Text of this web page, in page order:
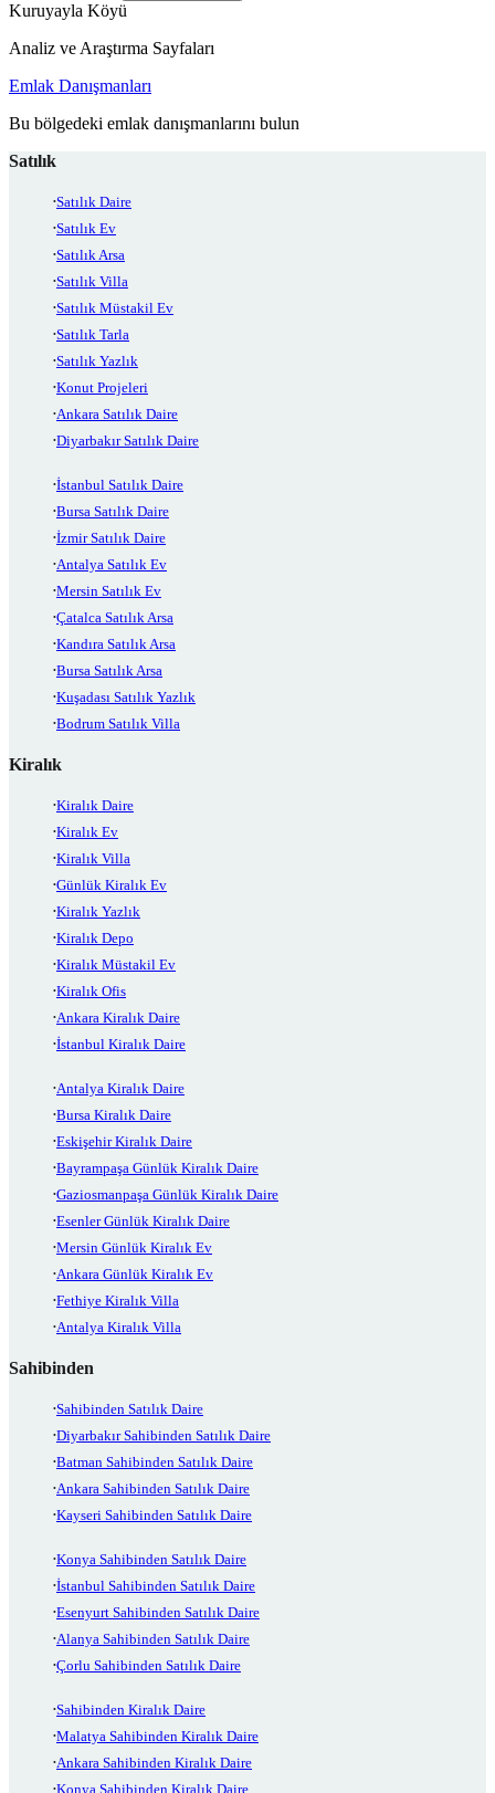
Kuruyayla Köyü
Analiz ve Araştırma Sayfaları
Emlak Danışmanları
Bu bölgedeki emlak danışmanlarını bulun
Satılık
Satılık Daire
Satılık Ev
Satılık Arsa
Satılık Villa
Satılık Müstakil Ev
Satılık Tarla
Satılık Yazlık
Konut Projeleri
Ankara Satılık Daire
Diyarbakır Satılık Daire
İstanbul Satılık Daire
Bursa Satılık Daire
İzmir Satılık Daire
Antalya Satılık Ev
Mersin Satılık Ev
Çatalca Satılık Arsa
Kandıra Satılık Arsa
Bursa Satılık Arsa
Kuşadası Satılık Yazlık
Bodrum Satılık Villa
Kiralık
Kiralık Daire
Kiralık Ev
Kiralık Villa
Günlük Kiralık Ev
Kiralık Yazlık
Kiralık Depo
Kiralık Müstakil Ev
Kiralık Ofis
Ankara Kiralık Daire
İstanbul Kiralık Daire
Antalya Kiralık Daire
Bursa Kiralık Daire
Eskişehir Kiralık Daire
Bayrampaşa Günlük Kiralık Daire
Gaziosmanpaşa Günlük Kiralık Daire
Esenler Günlük Kiralık Daire
Mersin Günlük Kiralık Ev
Ankara Günlük Kiralık Ev
Fethiye Kiralık Villa
Antalya Kiralık Villa
Sahibinden
Sahibinden Satılık Daire
Diyarbakır Sahibinden Satılık Daire
Batman Sahibinden Satılık Daire
Ankara Sahibinden Satılık Daire
Kayseri Sahibinden Satılık Daire
Konya Sahibinden Satılık Daire
İstanbul Sahibinden Satılık Daire
Esenyurt Sahibinden Satılık Daire
Alanya Sahibinden Satılık Daire
Çorlu Sahibinden Satılık Daire
Sahibinden Kiralık Daire
Malatya Sahibinden Kiralık Daire
Ankara Sahibinden Kiralık Daire
Konya Sahibinden Kiralık Daire